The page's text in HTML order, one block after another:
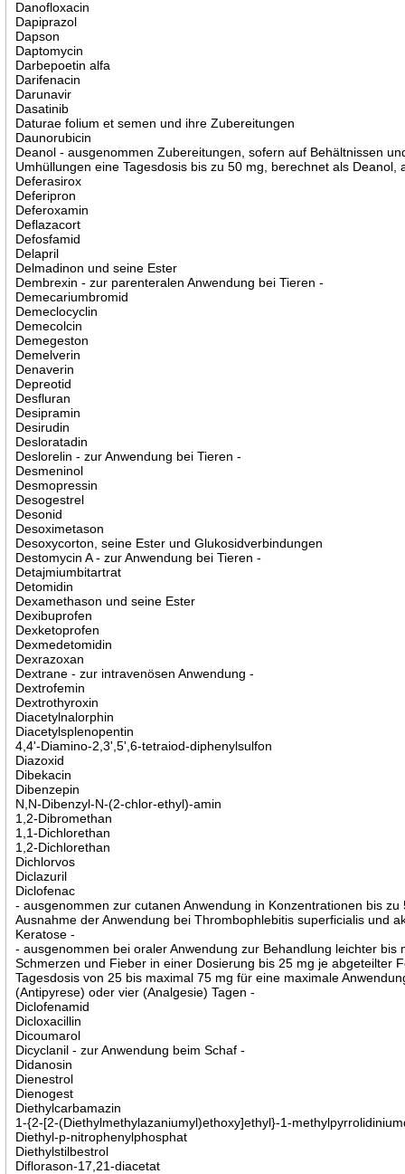
Danofloxacin
Dapiprazol
Dapson
Daptomycin
Darbepoetin alfa
Darifenacin
Darunavir
Dasatinib
Daturae folium et semen und ihre Zubereitungen
Daunorubicin
Deanol - ausgenommen Zubereitungen, sofern auf Behältnissen
Umhüllungen eine Tagesdosis bis zu 50 mg, berechnet als Deanol,
Deferasirox
Deferipron
Deferoxamin
Deflazacort
Defosfamid
Delapril
Delmadinon und seine Ester
Dembrexin - zur parenteralen Anwendung bei Tieren -
Demecariumbromid
Demeclocyclin
Demecolcin
Demegeston
Demelverin
Denaverin
Depreotid
Desfluran
Desipramin
Desirudin
Desloratadin
Deslorelin - zur Anwendung bei Tieren -
Desmeninol
Desmopressin
Desogestrel
Desonid
Desoximetason
Desoxycorton, seine Ester und Glukosidverbindungen
Destomycin A - zur Anwendung bei Tieren -
Detajmiumbitartrat
Detomidin
Dexamethason und seine Ester
Dexibuprofen
Dexketoprofen
Dexmedetomidin
Dexrazoxan
Dextrane - zur intravenösen Anwendung -
Dextrofemin
Dextrothyroxin
Diacetylnalorphin
Diacetylsplenopentin
4,4'-Diamino-2,3',5',6-tetraiod-diphenylsulfon
Diazoxid
Dibekacin
Dibenzepin
N,N-Dibenzyl-N-(2-chlor-ethyl)-amin
1,2-Dibromethan
1,1-Dichlorethan
1,2-Dichlorethan
Dichlorvos
Diclazuril
Diclofenac
- ausgenommen zur cutanen Anwendung in Konzentrationen bis zu
Ausnahme der Anwendung bei Thrombophlebitis superficialis und
Keratose -
- ausgenommen bei oraler Anwendung zur Behandlung leichter bis
Schmerzen und Fieber in einer Dosierung bis 25 mg je abgeteilter
Tagesdosis von 25 bis maximal 75 mg für eine maximale
(Antipyrese) oder vier (Analgesie) Tagen -
Diclofenamid
Dicloxacillin
Dicoumarol
Dicyclanil - zur Anwendung beim Schaf -
Didanosin
Dienestrol
Dienogest
Diethylcarbamazin
1-{2-[2-(Diethylmethylazaniumyl)ethoxy]ethyl}-1-
Diethyl-p-nitrophenylphosphat
Diethylstilbestrol
Diflorason-17,21-diacetat